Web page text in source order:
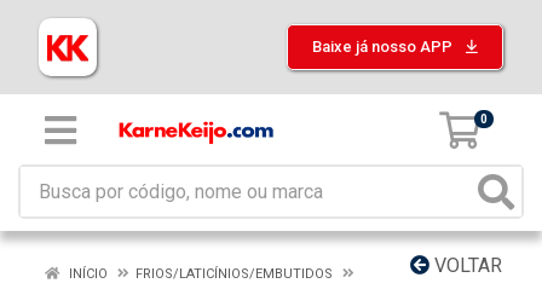
Baixe já nosso APP
0
VOLTAR
INÍCIO
FRIOS/LATICÍNIOS/EMBUTIDOS